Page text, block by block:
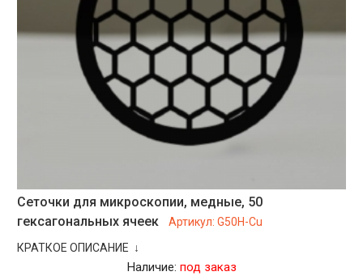
Сеточки для микроскопии, медные, 50
гексагональных ячеек
Артикул:G50H-Cu
КРАТКОЕ ОПИСАНИЕ ↓
Наличие: под заказ